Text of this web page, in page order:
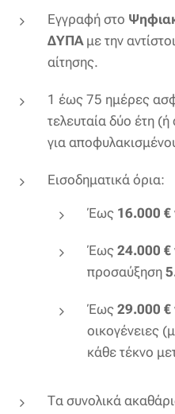
Εγγραφή στο
ΔΥΠΑμε την
αίτησης.
1 έως 75 ημέρες
τελευταία δύο έτη
για
Εισοδηματικά όρια:
Έως 16.000 €
Έως 24.000 €
προσαύξηση
Έως 29.000 €
οικογένειες
κάθε τέκνο
Τα συνολικά